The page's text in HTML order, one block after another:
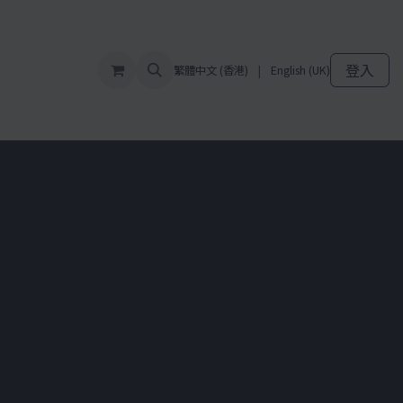
作品觀賞 文摘採訪 展覽歷程 聯繫我們
繁體中文 (香港) | English (UK) 登入